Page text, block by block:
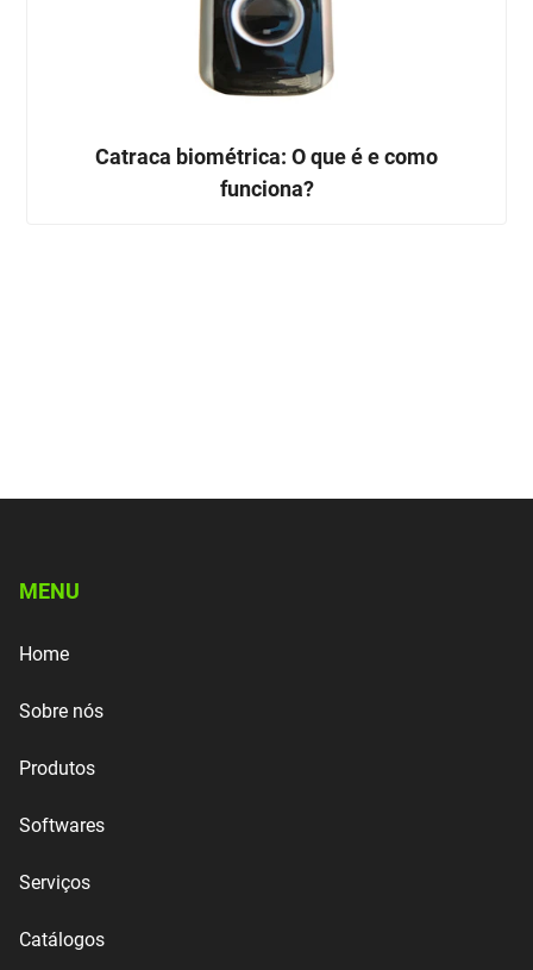
Catraca biométrica: O que é e como
funciona?
MENU
Home
Sobre nós
Produtos
Softwares
Serviços
Catálogos